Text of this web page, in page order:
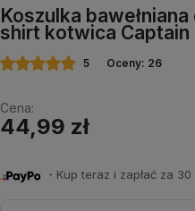
Wybierz coś dla
oferty lub zaloguj
produkty do
Koszulka
shirt kotwica
5 Oceny: 26
Cena:
44,99 zł
・Kup teraz i zapłać za 30